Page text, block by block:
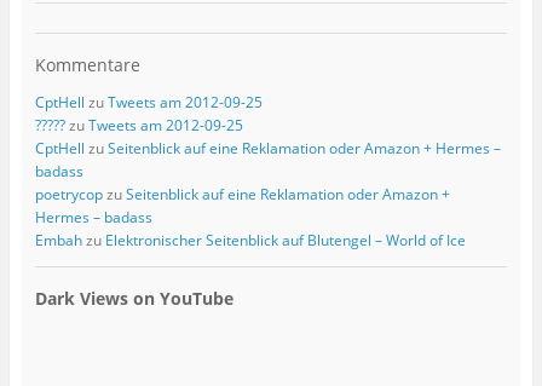
Kommentare
CptHell zuTweets am 2012-09-25
?????zuTweets am 2012-09-25
CptHell zuSeitenblick auf eine Reklamation oder Amazon + Hermes –
badass
poetrycopzuSeitenblick auf eine Reklamation oder Amazon +
Hermes – badass
Embahzu Elektronischer Seitenblick auf Blutengel – World of Ice
Dark Views on YouTube